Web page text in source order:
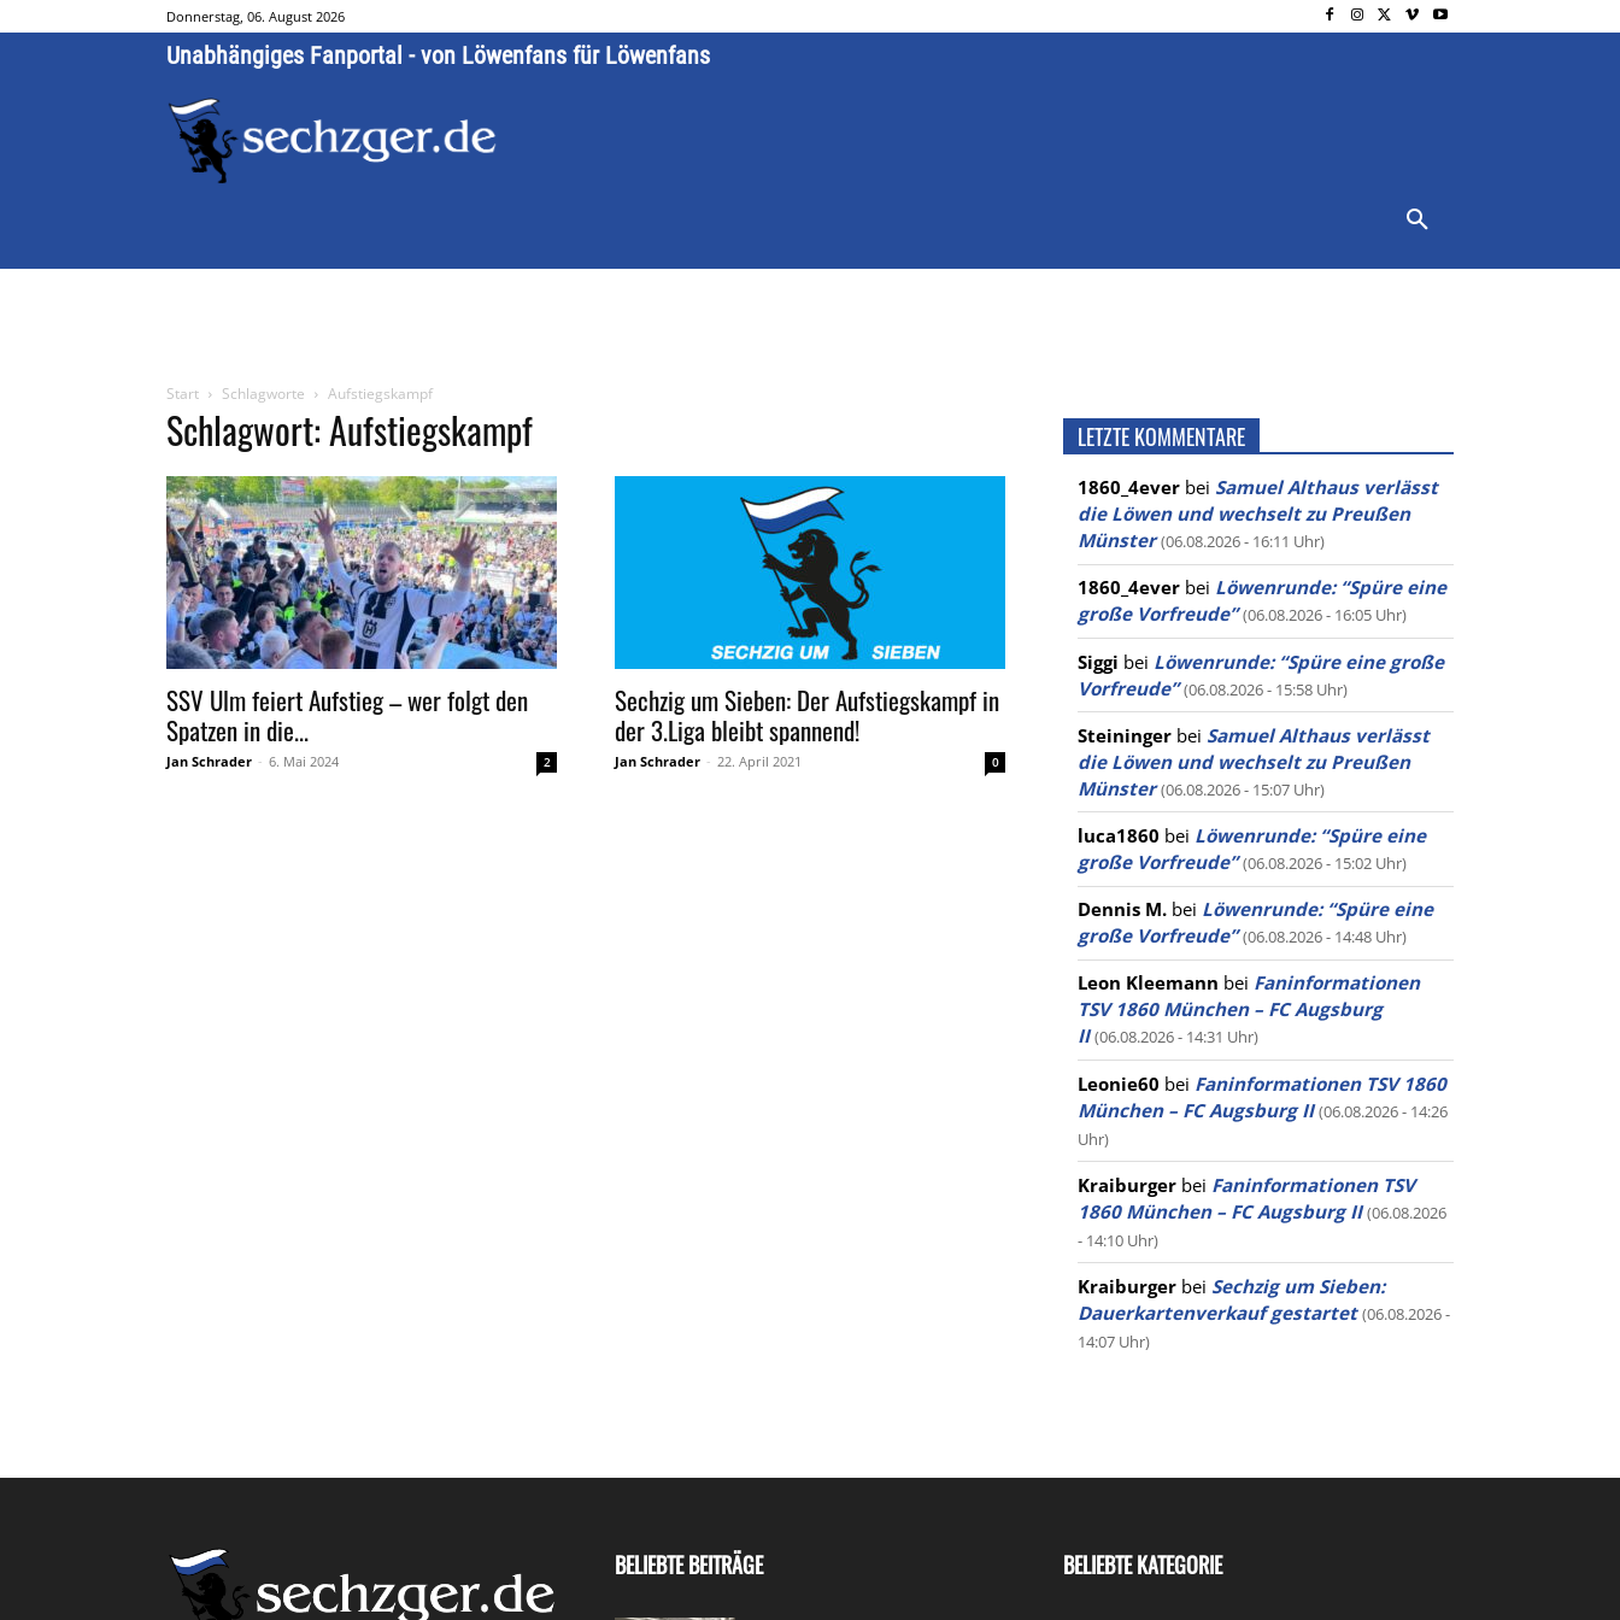
Donnerstag, 06. August 2026
Unabhängiges Fanportal - von Löwenfans für Löwenfans
Start Schlagworte Aufstiegskampf
Schlagwort: Aufstiegskampf
SSV Ulm feiert Aufstieg – wer folgt den
Spatzen in die...
Jan Schrader - 6. Mai 2024 2
Sechzig um Sieben: Der Aufstiegskampf in
der 3.Liga bleibt spannend!
Jan Schrader - 22. April 2021 0
LETZTE KOMMENTARE
1860_4ever bei Samuel Althaus verlässt
die Löwen und wechselt zu Preußen
Münster (06.08.2026 - 16:11 Uhr)
1860_4ever bei Löwenrunde: “Spüre eine
große Vorfreude” (06.08.2026 - 16:05 Uhr)
Siggi bei Löwenrunde: “Spüre eine große
Vorfreude” (06.08.2026 - 15:58 Uhr)
Steininger bei Samuel Althaus verlässt
die Löwen und wechselt zu Preußen
Münster (06.08.2026 - 15:07 Uhr)
luca1860 bei Löwenrunde: “Spüre eine
große Vorfreude” (06.08.2026 - 15:02 Uhr)
Dennis M. bei Löwenrunde: “Spüre eine
große Vorfreude” (06.08.2026 - 14:48 Uhr)
Leon Kleemann bei Faninformationen
TSV 1860 München – FC Augsburg
II (06.08.2026 - 14:31 Uhr)
Leonie60 bei Faninformationen TSV 1860
München – FC Augsburg II (06.08.2026 - 14:26
Uhr)
Kraiburger bei Faninformationen TSV
1860 München – FC Augsburg II (06.08.2026
- 14:10 Uhr)
Kraiburger bei Sechzig um Sieben:
Dauerkartenverkauf gestartet (06.08.2026 -
14:07 Uhr)
BELIEBTE BEITRÄGE BELIEBTE KATEGORIE